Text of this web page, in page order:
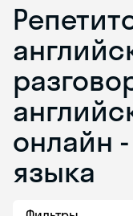
онлайн
языка
Skyeng Chat